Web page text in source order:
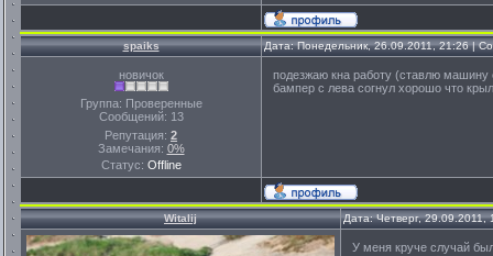
spaiks Дата: Понедельник, 26.09.2011, 21:26 |
новичок
Группа: Проверенные
Сообщений: 13
Репутация: 2
Замечания: 0%
Статус: Offline
подезжаю кна работу (ставлю машину
бампер с лева согнул хорошо что
Witalij Дата: Четверг,
У меня круче случай